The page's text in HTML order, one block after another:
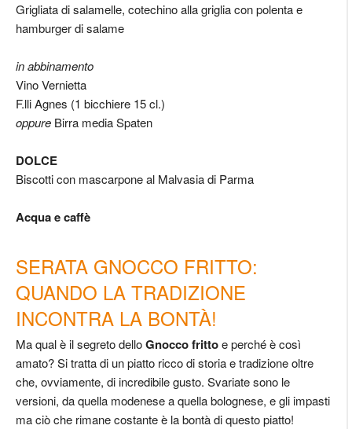
Grigliata di salamelle, cotechino alla griglia con polenta e
hamburger di salame
in abbinamento
Vino Vernietta
F.lli Agnes (1 bicchiere 15 cl.)
oppure Birra media Spaten
DOLCE
Biscotti con mascarpone al Malvasia di Parma
Acqua e caffè
SERATA GNOCCO FRITTO:
QUANDO LA TRADIZIONE
INCONTRA LA BONTÀ!
Ma qual è il segreto delloGnocco frittoe perché è così
amato? Si tratta di un piatto ricco di storia e tradizione oltre
che, ovviamente, di incredibile gusto. Svariate sono le
versioni, da quella modenese a quella bolognese, e gli impasti
ma ciò che rimane costante è la bontà di questo piatto!